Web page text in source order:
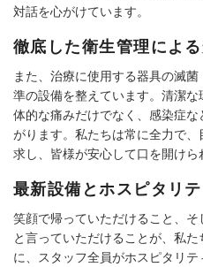
対話を心がけています。
徹底した衛生管理によ
また、治療に使用する器具の滅
準の設備を整えています。清潔
体的な痛みだけでなく、感染症
がります。私たちは常に全力で
求し、皆様が安心して口を開けら
最新設備とホスピタリ
笑顔で帰っていただけること、そ
と言っていただけることが、私
に、スタッフ全員がホスピタリ